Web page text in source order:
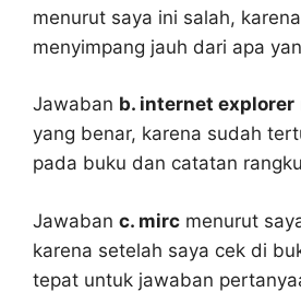
menurut saya ini salah,
menyimpang jauh dari apa
Jawaban b. internet explorer
yang benar, karena sudah
pada buku dan catatan
Jawaban c. mirc menurut
karena setelah saya cek di
tepat untuk jawaban